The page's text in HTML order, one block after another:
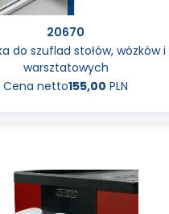
20670
do szuflad stołów, wózków
warsztatowych
Cena netto155,00 PLN